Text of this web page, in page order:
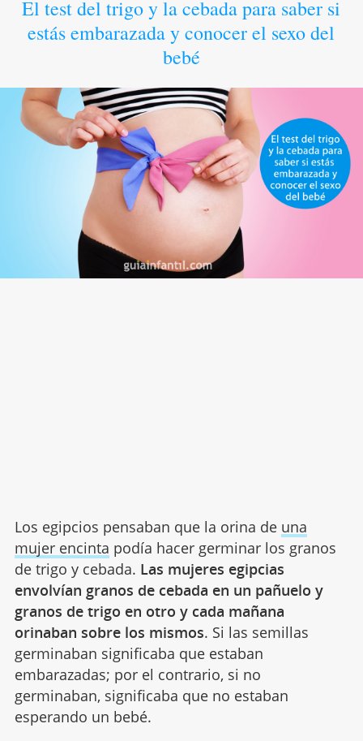
El test del trigo y la cebada para saber si
estás embarazada y conocer el sexo del
bebé
Los egipcios pensaban que la orina de una
mujer encinta podía hacer germinar los granos
de trigo y cebada. Las mujeres egipcias
envolvían granos de cebada en un pañuelo y
granos de trigo en otro y cada mañana
orinaban sobre los mismos. Si las semillas
germinaban significaba que estaban
embarazadas; por el contrario, si no
germinaban, significaba que no estaban
esperando un bebé.